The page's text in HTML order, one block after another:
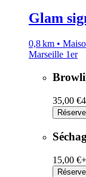
Glam
0,8 km •
Marseille 1er
35,00 €
15,00 €+